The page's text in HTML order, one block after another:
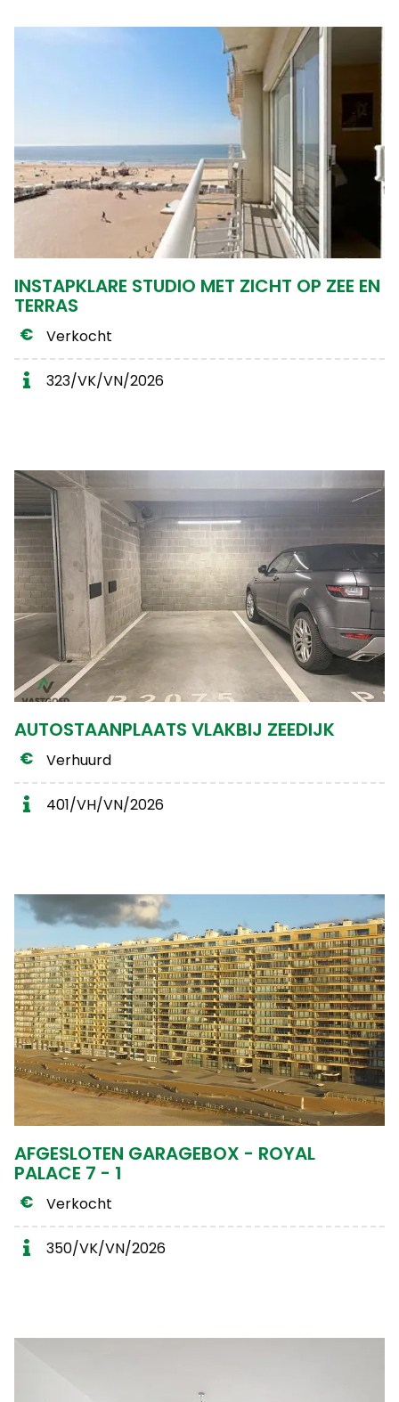
INSTAPKLARE STUDIO MET ZICHT OP ZEE EN
TERRAS
Verkocht
323/VK/VN/2026
AUTOSTAANPLAATS VLAKBIJ ZEEDIJK
Verhuurd
401/VH/VN/2026
AFGESLOTEN GARAGEBOX - ROYAL
PALACE 7 - 1
Verkocht
350/VK/VN/2026